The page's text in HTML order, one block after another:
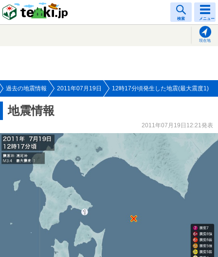
検索 メニュー
現在地
過去の地震情報 2011年07月19日 12時17分頃発生した地震(最大震度1)
地震情報
2011年07月19日12:21発表